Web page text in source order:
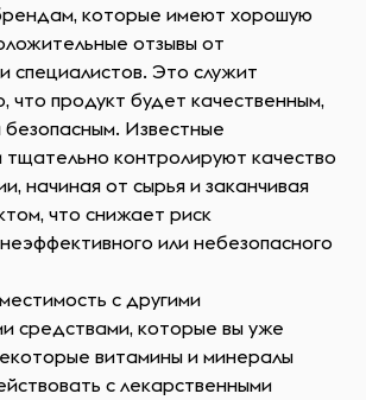
которые имеют хорошую
отзывы от
специалистов. Это служит
что продукт будет качественным,
Известные
тщательно контролируют качество
начиная от сырья и заканчивая
что снижает риск
или небезопасного
с другими
средствами, которые вы уже
витамины и минералы
с лекарственными